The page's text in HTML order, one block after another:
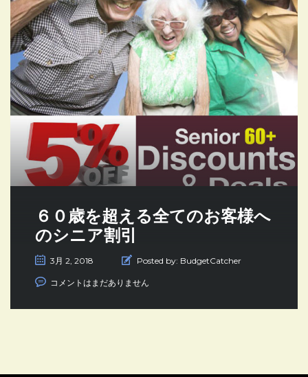
６０歳を超える全てのお客様へ
のシニア割引
3月 2, 2018 Posted by: BudgetCatcher
コメントはまだありません